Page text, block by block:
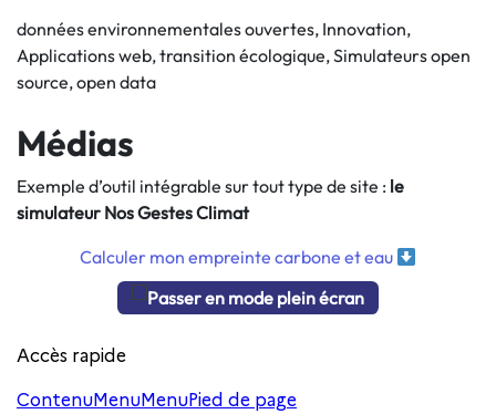
données environnementales ouvertes Innovation
Applications web transition écologique Simulateurs open
source open data
Médias
Exemple d’outil intégrable sur tout type de site : le
simulateur Nos Gestes Climat
Calculer mon empreinte carbone et eau
Passer en mode plein écran